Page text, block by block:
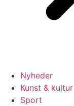
Nyheder
Kunst & kultur
Sport